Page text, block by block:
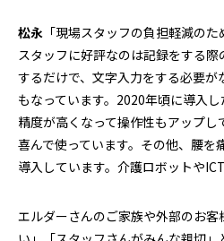
松永 「現場スタッフの負担軽減の
スタッフに好評なのは記録をする
するだけで、文字入力をする必要が
もなっています。2020年頃に導入
精度が高くなって操作性もアップ
喜んで使っています。その他、腰を
導入しています。介護ロボットや
エルダーさんのご家族や外部のお